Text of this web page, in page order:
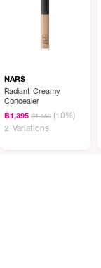
NARS
Radiant Creamy
Concealer
฿1,395 ฿1,550 (10%)
2 Variations